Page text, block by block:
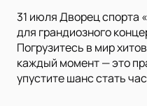
31 июля Дворец спорта
для грандиозного
Погрузитесь в мир
каждый момент — это
упустите шанс стать